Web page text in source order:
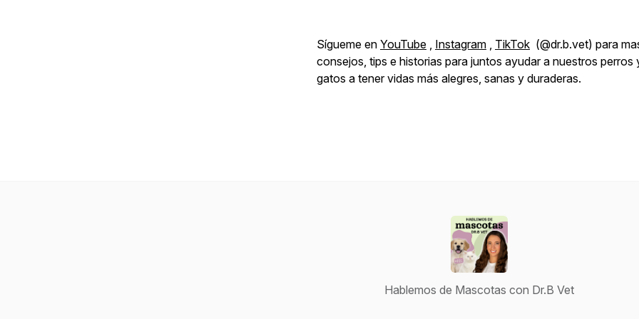
Sígueme en YouTube , Instagram , TikTok (@dr.b.vet) para
consejos, tips e historias para juntos ayudar a nuestros perros
gatos a tener vidas más alegres, sanas y duraderas.
Hablemos de Mascotas con Dr.B Vet